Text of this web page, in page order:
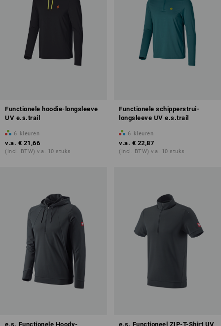
Functionele hoodie-longsleeve
UV e.s.trail
6 kleuren
v.a. € 21,66
(incl. BTW) v.a. 10 stuks
Functionele schipperstrui-
longsleeve UV e.s.trail
6 kleuren
v.a. € 22,87
(incl. BTW) v.a. 10 stuks
e.s. Functionele Hoody-
e.s. Functioneel ZIP-T-Shirt UV